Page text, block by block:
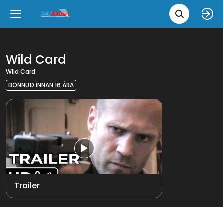
Leita
Back
Væntanlegt
Close
Nýjar myndir
Klassískar myndir
Skvísubíó
Ópera
Back
Tungumál
Close
íslenska
English
Wild Card
Wild Card
BÖNNUÐ INNAN 16 ÁRA
Trailer